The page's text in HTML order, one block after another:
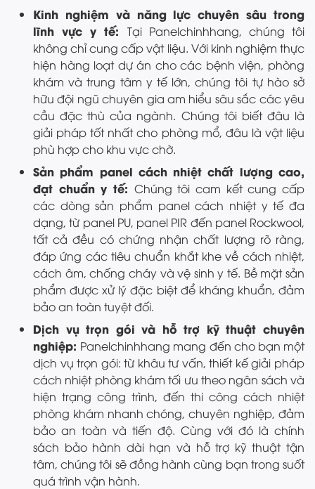
Kinh nghiệm và năng lực chuyên sâu trong
lĩnh vực y tế: Tại Panelchinhhang, chúng tôi
không chỉ cung cấp vật liệu. Với kinh nghiệm thực
hiện hàng loạt dự án cho các bệnh viện, phòng
khám và trung tâm y tế lớn, chúng tôi tự hào sở
hữu đội ngũ chuyên gia am hiểu sâu sắc các yêu
cầu đặc thù của ngành. Chúng tôi biết đâu là
giải pháp tốt nhất cho phòng mổ, đâu là vật liệu
phù hợp cho khu vực chờ.
Sản phẩm panel cách nhiệt chất lượng cao,
đạt chuẩn y tế: Chúng tôi cam kết cung cấp
các dòng sản phẩm panel cách nhiệt y tế đa
dạng, từ panel PU, panel PIR đến panel Rockwool,
tất cả đều có chứng nhận chất lượng rõ ràng,
đáp ứng các tiêu chuẩn khắt khe về cách nhiệt,
cách âm, chống cháy và vệ sinh y tế. Bề mặt sản
phẩm được xử lý đặc biệt để kháng khuẩn, đảm
bảo an toàn tuyệt đối.
Dịch vụ trọn gói và hỗ trợ kỹ thuật chuyên
nghiệp: Panelchinhhang mang đến cho bạn một
dịch vụ trọn gói: từ khâu tư vấn, thiết kế giải pháp
cách nhiệt phòng khám tối ưu theo ngân sách và
hiện trạng công trình, đến thi công cách nhiệt
phòng khám nhanh chóng, chuyên nghiệp, đảm
bảo an toàn và tiến độ. Cùng với đó là chính
sách bảo hành dài hạn và hỗ trợ kỹ thuật tận
tâm, chúng tôi sẽ đồng hành cùng bạn trong suốt
quá trình vận hành.